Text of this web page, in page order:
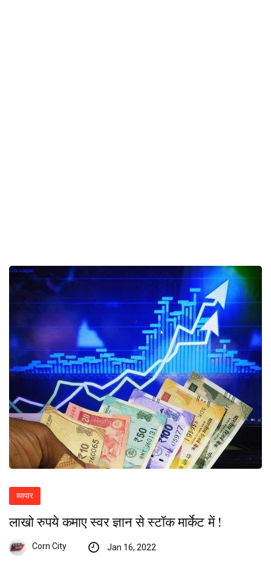
व्यापार
लाखो रुपये कमाए स्वर ज्ञान से स्टॉक मार्केट में !
Corn City Jan 16, 2022